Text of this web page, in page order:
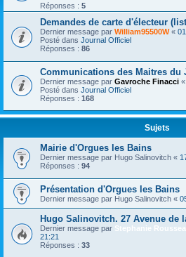
Réponses : 5
Demandes de carte d'électeur
Dernier message par William95500W«
Posté dans Journal Officiel
Réponses : 86
Communications des Maitres du
Dernier message par Gavroche Finacci «
Posté dans Journal Officiel
Réponses : 168
Sujets
Mairie d'Orgues les Bains
Dernier message par Hugo Salinovitch «
Réponses : 94
Présentation d'Orgues les Bains
Dernier message par Hugo Salinovitch «
Hugo Salinovitch. 27 Avenue de
Dernier message par Stephanie
21:21
Réponses : 33